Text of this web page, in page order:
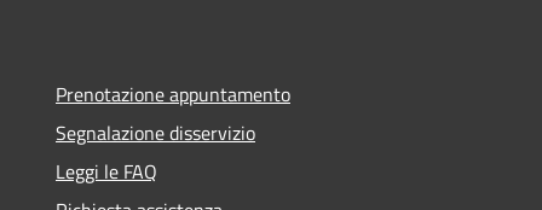
Prenotazione appuntamento
Segnalazione disservizio
Leggi le FAQ